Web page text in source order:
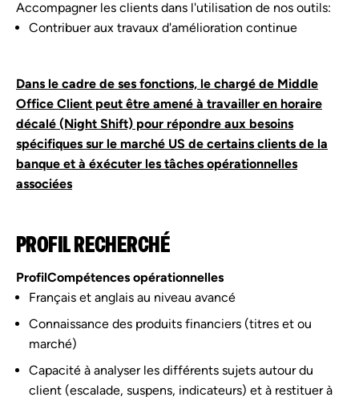
Accompagner les clients dans l'utilisation de nos outils:
Contribuer aux travaux d'amélioration continue
Dans le cadre de ses fonctions, le chargé de Middle
Office Client peut être amené à travailler en horaire
décalé (Night Shift) pour répondre aux besoins
spécifiques sur le marché US de certains clients de la
banque et à éxécuter les tâches opérationnelles
associées
PROFIL RECHERCHÉ
ProfilCompétences opérationnelles
Français et anglais au niveau avancé
Connaissance des produits financiers (titres et ou
marché)
Capacité à analyser les différents sujets autour du
client (escalade, suspens, indicateurs) et à restituer à